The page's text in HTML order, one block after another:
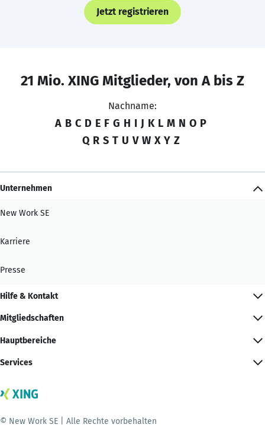
Jetzt registrieren
21 Mio. XING Mitglieder, von A bis Z
Nachname:
A B C D E F G H I J K L M N O P
Q R S T U V W X Y Z
Unternehmen
New Work SE
Karriere
Presse
Hilfe & Kontakt
Mitgliedschaften
Hauptbereiche
Services
© New Work SE | Alle Rechte vorbehalten